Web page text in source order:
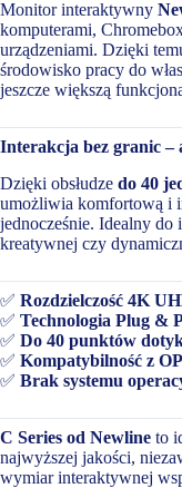
Monitor interaktywny
komputerami,
urządzeniami. Dzięki
środowisko pracy do
jeszcze większą
Interakcja bez granic –
Dzięki obsłudze do 40
umożliwia komfortową i
jednocześnie. Idealny
kreatywnej czy
✅ Rozdzielczość 4K
✅ Technologia Plug &
✅ Do 40 punktów
✅ Kompatybilność z
✅ Brak systemu
C Series od Newline to
najwyższej jakości,
wymiar interaktywnej